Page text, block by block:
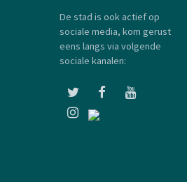
De stad is ook actief op
sociale media, kom gerust
eens langs via volgende
sociale kanalen: